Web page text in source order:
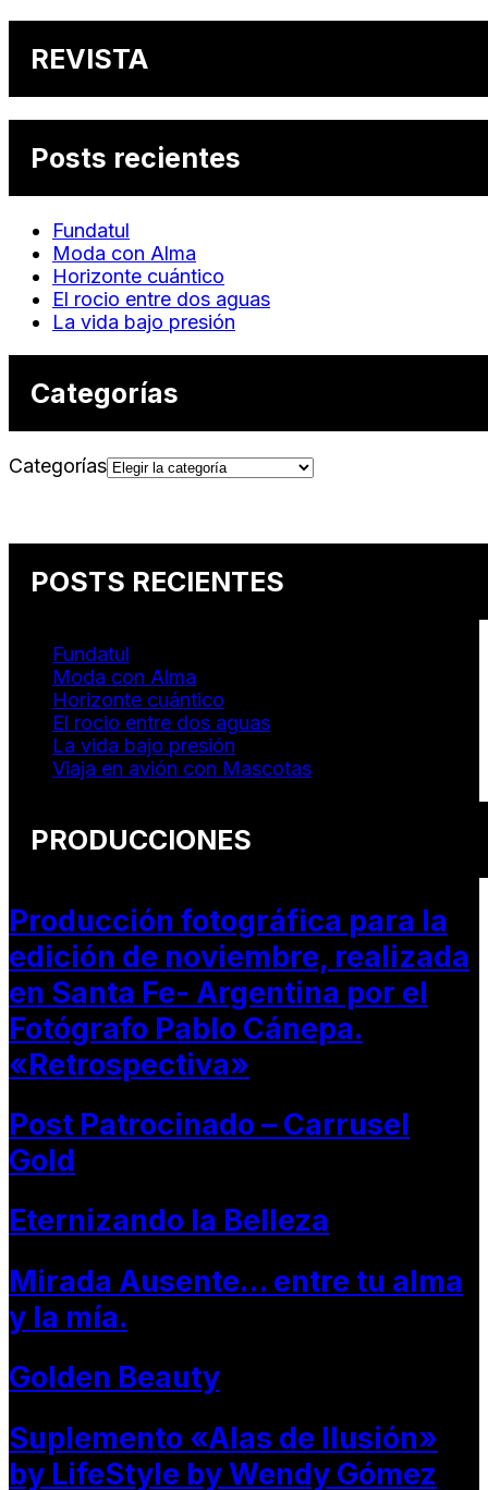
REVISTA
Posts recientes
Fundatul
Moda con Alma
Horizonte cuántico
El rocio entre dos aguas
La vida bajo presión
Categorías
Categorías
POSTS RECIENTES
Fundatul
Moda con Alma
Horizonte cuántico
El rocio entre dos aguas
La vida bajo presión
Viaja en avión con Mascotas
PRODUCCIONES
Producción fotográfica para la
edición de noviembre, realizada
en Santa Fe- Argentina por el
Fotógrafo Pablo Cánepa.
«Retrospectiva»
Post Patrocinado – Carrusel
Gold
Eternizando la Belleza
Mirada Ausente… entre tu alma
y la mía.
Golden Beauty
Suplemento «Alas de Ilusión»
by LifeStyle by Wendy Gómez